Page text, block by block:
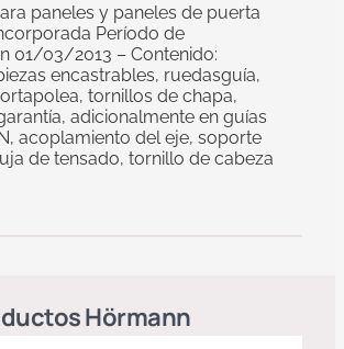
paneles y paneles de puerta
Período de
01/03/2013 – Contenido:
encastrables, ruedasguía,
tornillos de chapa,
adicionalmente en guías
acoplamiento del eje, soporte
de tensado, tornillo de cabeza
Hörmann